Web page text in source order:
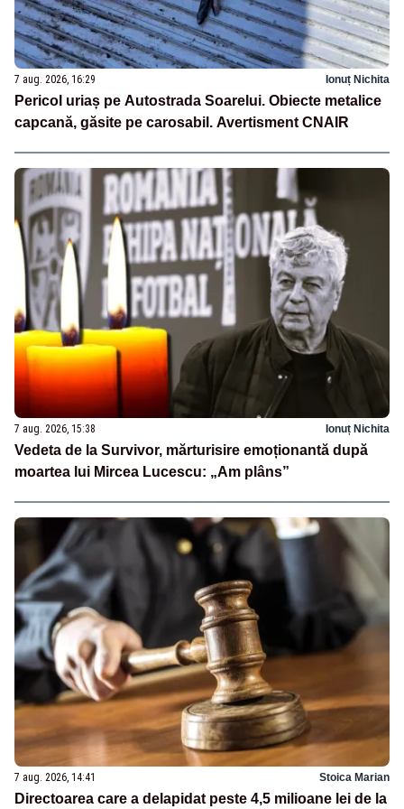
7 aug. 2026, 16:29 Ionuț Nichita
Pericol uriaș pe Autostrada Soarelui. Obiecte metalice
capcană, găsite pe carosabil. Avertisment CNAIR
7 aug. 2026, 15:38 Ionuț Nichita
Vedeta de la Survivor, mărturisire emoționantă după
moartea lui Mircea Lucescu: „Am plâns”
7 aug. 2026, 14:41 Stoica Marian
Directoarea care a delapidat peste 4,5 milioane lei de la